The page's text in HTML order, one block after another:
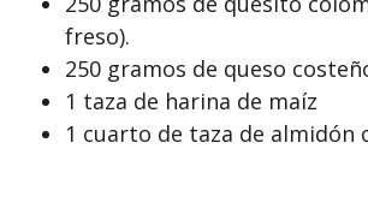
freso).
250 gramos de queso
1 taza de harina de maíz
1 cuarto de taza de almidón